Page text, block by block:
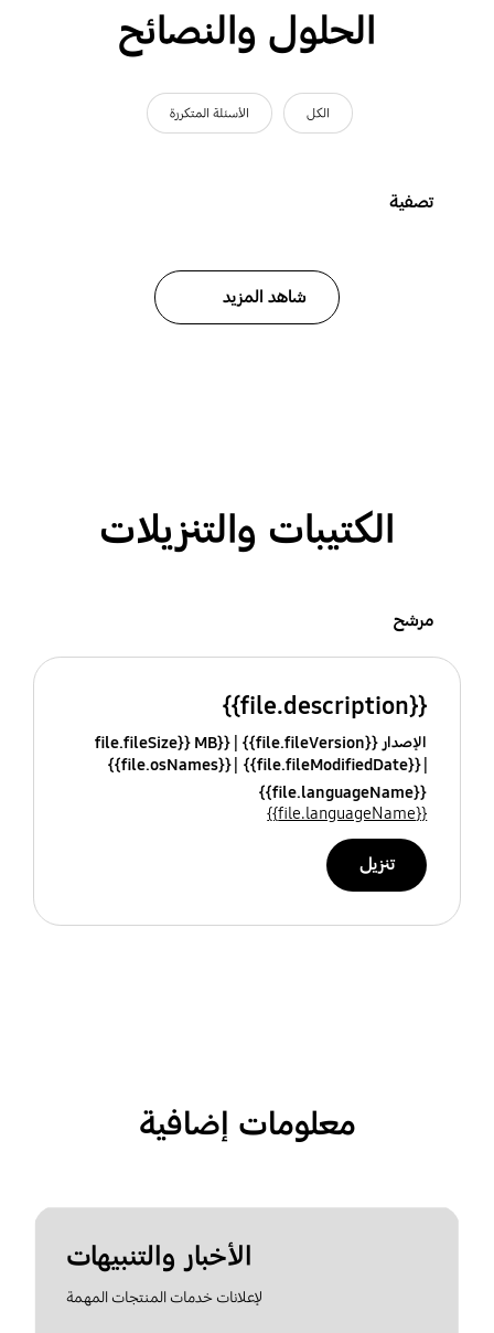
الحلول والنصائح
الكل الأسئلة المتكررة
تصفية
شاهد المزيد
الكتيبات والتنزيلات
مرشح
{{file.description}}
الإصدار {{file.fileVersion}}
{{file.fileSize}} MB
{{file.fileModifiedDate}}
{{file.osNames}}
{{file.languageName}}
{{file.languageName}}
تنزيل
معلومات إضافية
الأخبار والتنبيهات
لإعلانات خدمات المنتجات المهمة